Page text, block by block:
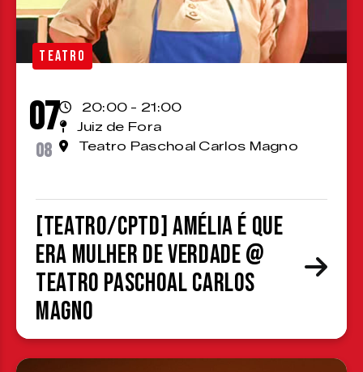
TEATRO
07
08
20:00 - 21:00
Juiz de Fora
Teatro Paschoal Carlos Magno
[TEATRO/CPTD] Amélia é que
era mulher de verdade @
Teatro Paschoal Carlos
Magno